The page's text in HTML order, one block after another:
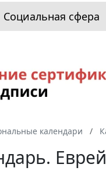
Социальная сфера
календари